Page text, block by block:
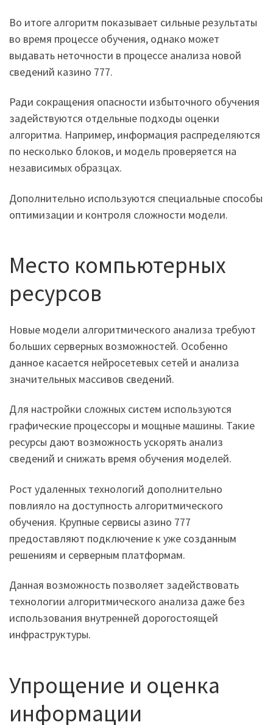
Во итоге алгоритм показывает сильные результаты
во время процессе обучения, однако может
выдавать неточности в процессе анализа новой
сведений казино 777.
Ради сокращения опасности избыточного обучения
задействуются отдельные подходы оценки
алгоритма. Например, информация распределяются
по несколько блоков, и модель проверяется на
независимых образцах.
Дополнительно используются специальные способы
оптимизации и контроля сложности модели.
Место компьютерных
ресурсов
Новые модели алгоритмического анализа требуют
больших серверных возможностей. Особенно
данное касается нейросетевых сетей и анализа
значительных массивов сведений.
Для настройки сложных систем используются
графические процессоры и мощные машины. Такие
ресурсы дают возможность ускорять анализ
сведений и снижать время обучения моделей.
Рост удаленных технологий дополнительно
повлияло на доступность алгоритмического
обучения. Крупные сервисы азино 777
предоставляют подключение к уже созданным
решениям и серверным платформам.
Данная возможность позволяет задействовать
технологии алгоритмического анализа даже без
использования внутренней дорогостоящей
инфраструктуры.
Упрощение и оценка
информации